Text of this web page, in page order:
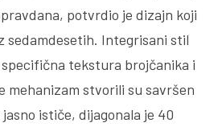
potvrdio je dizajn koji
sedamdesetih. Integrisani stil
tekstura brojčanika i
mehanizam stvorili su savršen
ističe, dijagonala je 40